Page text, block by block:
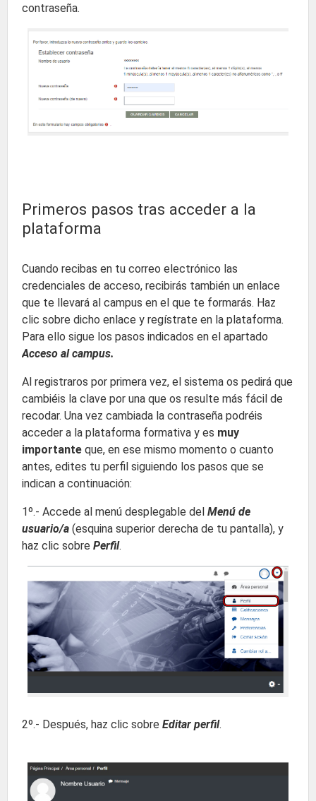
contraseña.
Primeros pasos tras acceder a la
plataforma
Cuando recibas en tu correo electrónico las
credenciales de acceso, recibirás también un enlace
que te llevará al campus en el que te formarás. Haz
clic sobre dicho enlace y regístrate en la plataforma.
Para ello sigue los pasos indicados en el apartado
Acceso al campus.
Al registraros por primera vez, el sistema os pedirá que
cambiéis la clave por una que os resulte más fácil de
recodar. Una vez cambiada la contraseña podréis
acceder a la plataforma formativa y es muy
importante que, en ese mismo momento o cuanto
antes, edites tu perfil siguiendo los pasos que se
indican a continuación:
1º.- Accede al menú desplegable del Menú de
usuario/a (esquina superior derecha de tu pantalla), y
haz clic sobre Perfil.
2º.- Después, haz clic sobre Editar perfil.